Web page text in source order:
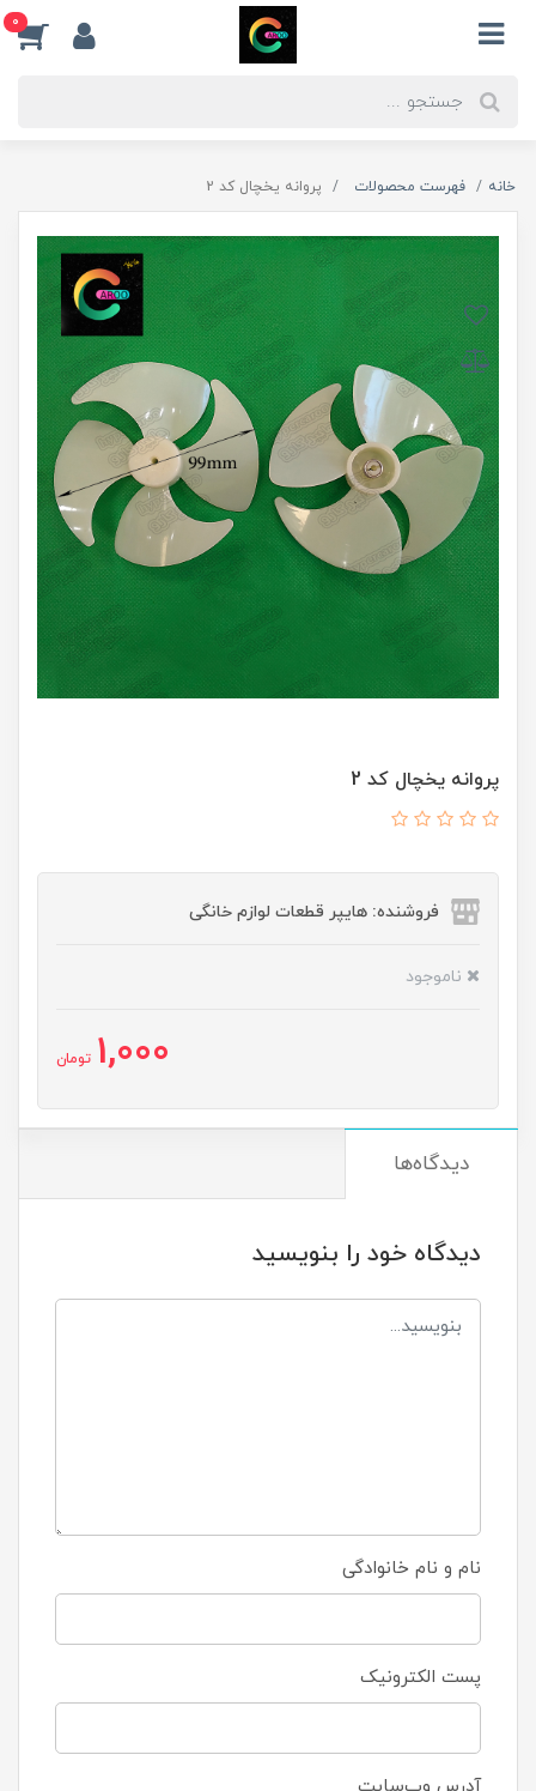
0
خانه فهرست محصولات پروانه یخچال کد 2
پروانه یخچال کد 2
فروشنده: هایپر قطعات لوازم خانگی
ناموجود
1,000 تومان
دیدگاه‌ها
دیدگاه خود را بنویسید
نام و نام خانوادگی
پست الکترونیک